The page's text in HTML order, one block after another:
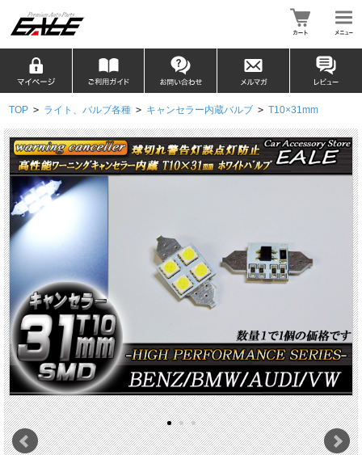
TOP > ライト、バルブ各種 > キャンセラー内蔵バルブ > T10×31mm